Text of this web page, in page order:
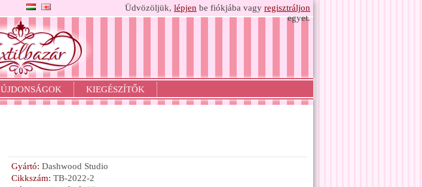
Üdvözöljük, lépjen be fiókjába vagy regisztráljon
egyet.
ÚJDONSÁGOK KIEGÉSZÍTŐK
Gyártó: Dashwood Studio
Cikkszám: TB-2022-2